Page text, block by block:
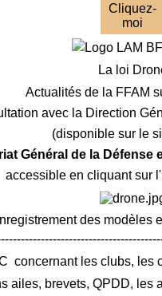
Cliquez-
moi
La loi
Actualités de la FFAM
avec la Direction
(disponible sur le
Général de la Défense
accessible en cliquant sur
des modèles
concernant les clubs, les
ailes, brevets, QPDD, les